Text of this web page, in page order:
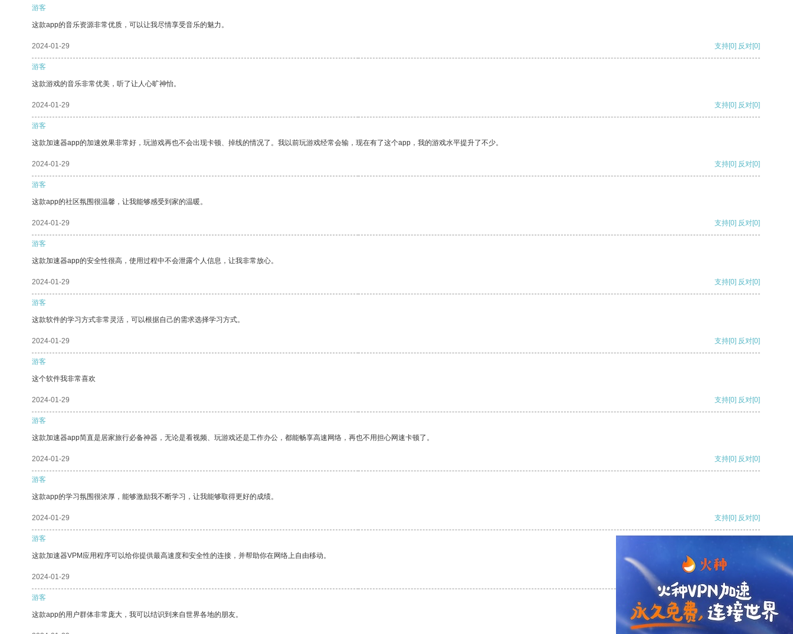
游客
这款app的音乐资源非常优质，可以让我尽情享受音乐的魅力。
2024-01-29 支持[0] 反对[0]
游客
这款游戏的音乐非常优美，听了让人心旷神怡。
2024-01-29 支持[0] 反对[0]
游客
这款加速器app的加速效果非常好，玩游戏再也不会出现卡顿、掉线的情况了。我以前玩游戏经常会输，现在有了这个app，我的游戏水平提升了不少。
2024-01-29 支持[0] 反对[0]
游客
这款app的社区氛围很温馨，让我能够感受到家的温暖。
2024-01-29 支持[0] 反对[0]
游客
这款加速器app的安全性很高，使用过程中不会泄露个人信息，让我非常放心。
2024-01-29 支持[0] 反对[0]
游客
这款软件的学习方式非常灵活，可以根据自己的需求选择学习方式。
2024-01-29 支持[0] 反对[0]
游客
这个软件我非常喜欢
2024-01-29 支持[0] 反对[0]
游客
这款加速器app简直是居家旅行必备神器，无论是看视频、玩游戏还是工作办公，都能畅享高速网络，再也不用担心网速卡顿了。
2024-01-29 支持[0] 反对[0]
游客
这款app的学习氛围很浓厚，能够激励我不断学习，让我能够取得更好的成绩。
2024-01-29 支持[0] 反对[0]
游客
这款加速器VPM应用程序可以给你提供最高速度和安全性的连接，并帮助你在网络上自由移动。
2024-01-29
游客
这款app的用户群体非常庞大，我可以结识到来自世界各地的朋友。